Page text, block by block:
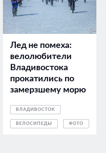
Лед не помеха:
велолюбители
Владивостока
прокатились по
замерзшему морю
ВЛАДИВОСТОК
ВЕЛОСИПЕДЫ ФОТО